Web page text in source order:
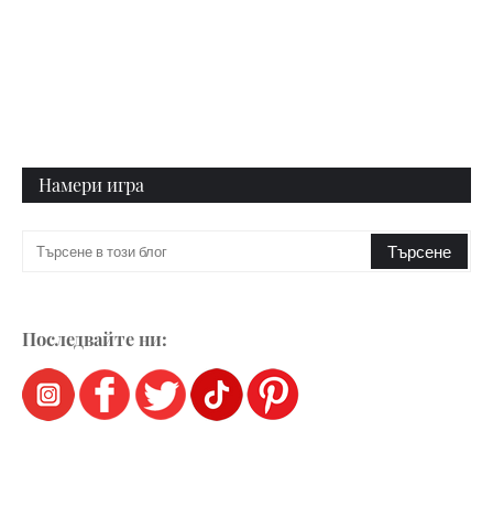
Намери игра
Последвайте ни: